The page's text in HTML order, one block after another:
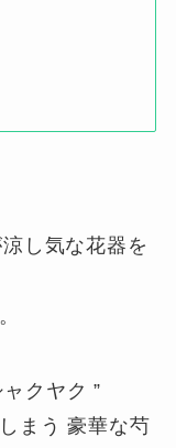
し気な花器を
クヤク ”
まう 豪華な芍